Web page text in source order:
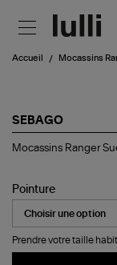
Accueil Mocassins
SEBAGO
Mocassins
Cuir
Beige
Camel
Mocassins Ranger
Pointure
Prendre votre taille